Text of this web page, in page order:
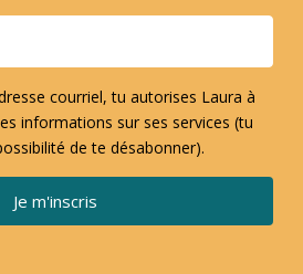
courriel, tu autorises Laura à
informations sur ses services (tu
de te désabonner).
Je m'inscris